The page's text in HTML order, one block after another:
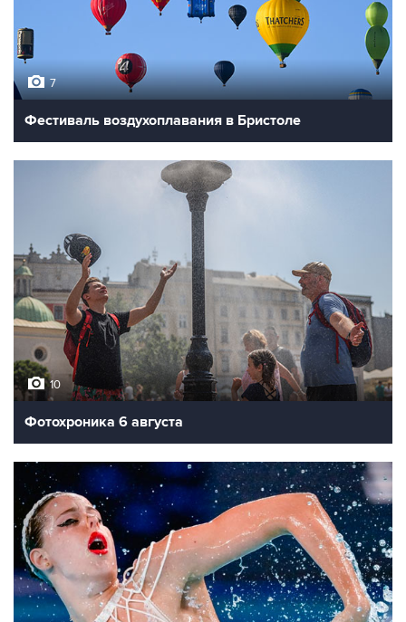
7
Фестиваль воздухоплавания в Бристоле
10
Фотохроника 6 августа